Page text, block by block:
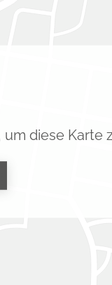
diese Karte